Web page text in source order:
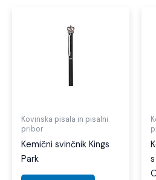
Kovinska pisala in pisalni
pribor
Kemični svinčnik Kings
Park